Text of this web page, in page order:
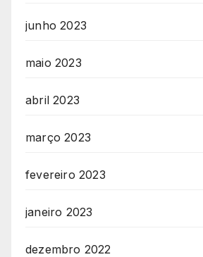
junho 2023
maio 2023
abril 2023
março 2023
fevereiro 2023
janeiro 2023
dezembro 2022